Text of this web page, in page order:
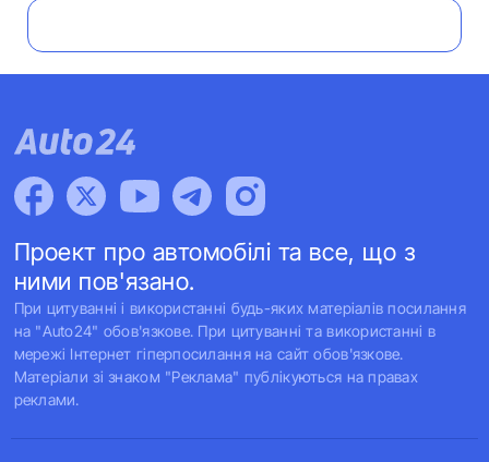
Проект про автомобілі та все, що з
ними пов'язано.
При цитуванні і використанні будь-яких матеріалів посилання
на "Auto24" обов'язкове. При цитуванні та використанні в
мережі Інтернет гіперпосилання на сайт обов'язкове.
Матеріали зі знаком "Реклама" публікуються на правах
реклами.